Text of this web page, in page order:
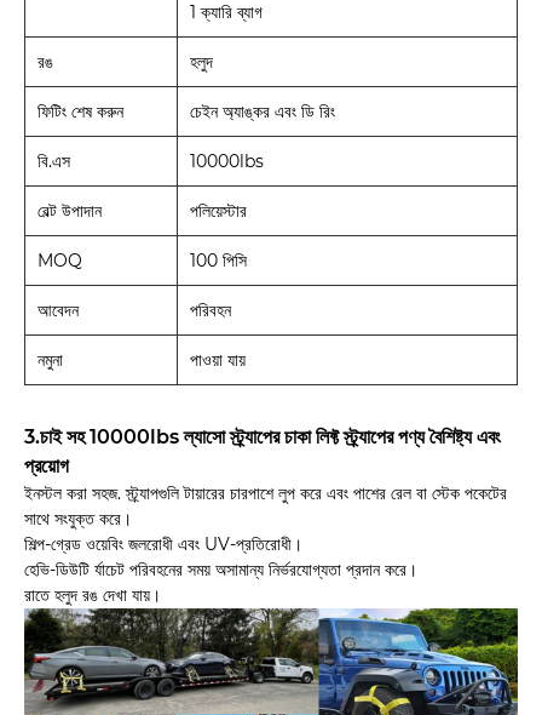
1 ক্যারি ব্যাগ
রঙ হলুদ
ফিটিং শেষ করুন চেইন অ্যাঙ্কর এবং ডি রিং
বি.এস 10000lbs
বেল্ট উপাদান পলিয়েস্টার
MOQ 100 পিসি
আবেদন পরিবহন
নমুনা পাওয়া যায়
3.চাই সহ 10000lbs ল্যাসো স্ট্র্যাপের চাকা লিফ্ট স্ট্র্যাপের পণ্য বৈশিষ্ট্য এবং
প্রয়োগ
ইনস্টল করা সহজ. স্ট্র্যাপগুলি টায়ারের চারপাশে লুপ করে এবং পাশের রেল বা স্টেক পকেটের
সাথে সংযুক্ত করে।
শিল্প-গ্রেড ওয়েবিং জলরোধী এবং UV-প্রতিরোধী।
হেভি-ডিউটি ​​র্যাচেট পরিবহনের সময় অসামান্য নির্ভরযোগ্যতা প্রদান করে।
রাতে হলুদ রঙ দেখা যায়।